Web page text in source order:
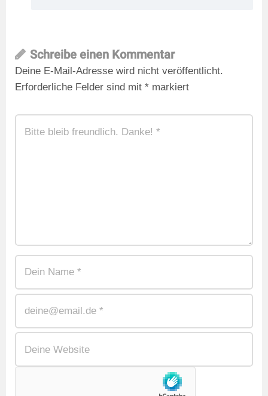
Schreibe einen Kommentar
Deine E-Mail-Adresse wird nicht veröffentlicht.
Erforderliche Felder sind mit * markiert